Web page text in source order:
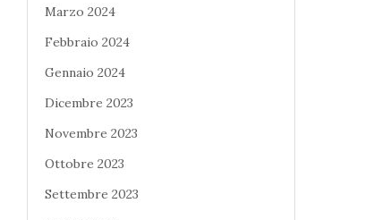
Marzo 2024
Febbraio 2024
Gennaio 2024
Dicembre 2023
Novembre 2023
Ottobre 2023
Settembre 2023